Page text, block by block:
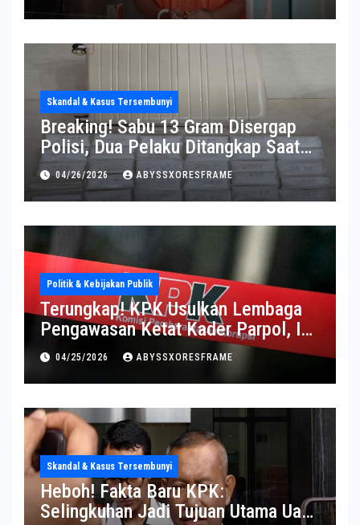
Skandal & Kasus Tersembunyi
Breaking! Sabu 13 Gram Disergap
Polisi, Dua Pelaku Ditangkap Saat
Operasi Berlangsung Di Tempat
04/26/2026 ABYSSXORESFRAME
Politik & Kebijakan Publik
Terungkap! KPK Usulkan Lembaga
Pengawasan Ketat Kader Parpol, Ini
Alasannya
04/25/2026 ABYSSXORESFRAME
Skandal & Kasus Tersembunyi
Heboh! Fakta Baru KPK:
Selingkuhan Jadi Tujuan Utama Uang